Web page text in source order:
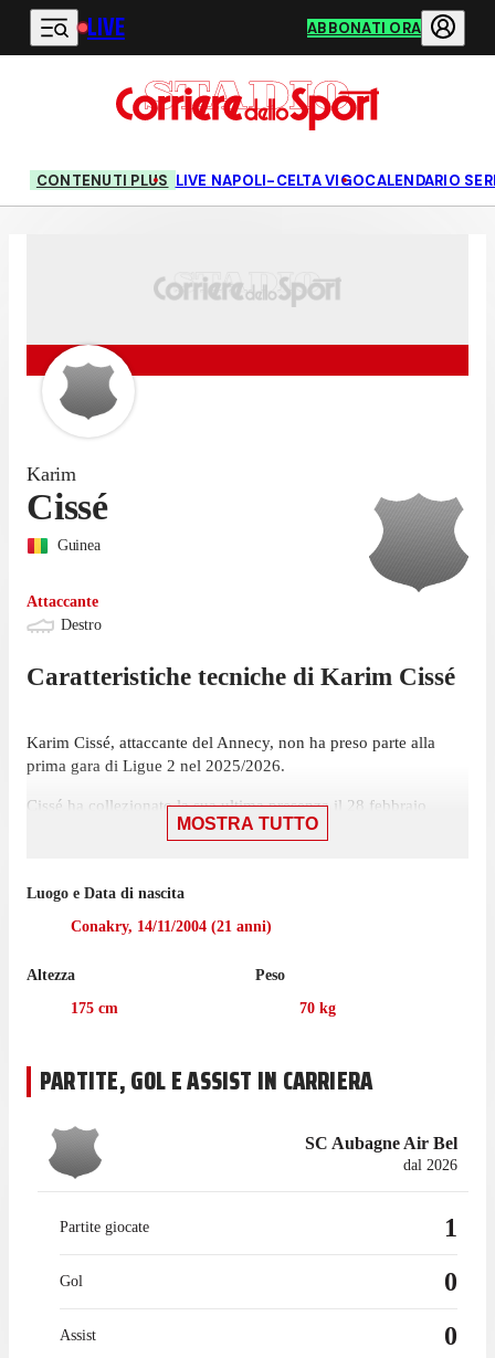
Vai al contenuto principale
LIVE ABBONATI ORA
CONTENUTI PLUS LIVE NAPOLI-CELTA VIGOCALENDARIO
Karim
Cissé
Guinea
Attaccante
Destro
Caratteristiche tecniche di Karim Cissé
Karim Cissé, attaccante del Annecy, non ha preso parte alla
prima gara di Ligue 2 nel 2025/2026.
Cissé ha collezionato la sua ultima presenza il 28 febbraio
2025, con Annecy: una sconfitta per 3-2 contro il Paris FC, in
prossima sfida di Ligue 2 per Annecy.
Cissé ha giocato 13 partite di Ligue 2 e National 3 nell'ultima
stagione con Annecy (12) e Saint-Étienne II (1), gare in cui ha
Cissé ha iniziato la sua esperienza in prestito con Annecy nel
settembre 2024. In precedenza giocava per il Saint-Étienne, per
MOSTRA TUTTO
Luogo e Data di nascita
Conakry, 14/11/2004 (21 anni)
Altezza
175 cm
Peso
70 kg
PARTITE, GOL E ASSIST IN CARRIERA
SC Aubagne Air Bel
dal 2026
Partite giocate 1
Gol 0
Assist 0